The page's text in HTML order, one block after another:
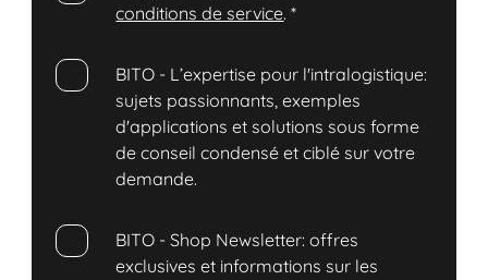
conditions de service.*
BITO - L’expertise pour l'intralogistique:
sujets passionnants, exemples
d'applications et solutions sous forme
de conseil condensé et ciblé sur votre
demande.
BITO - Shop Newsletter: offres
exclusives et informations sur les